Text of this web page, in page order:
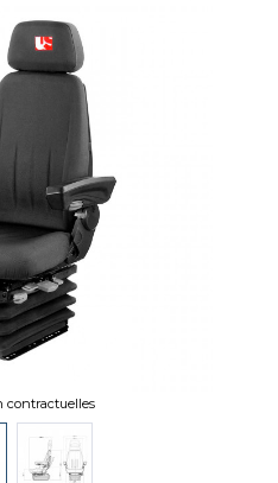
contractuelles